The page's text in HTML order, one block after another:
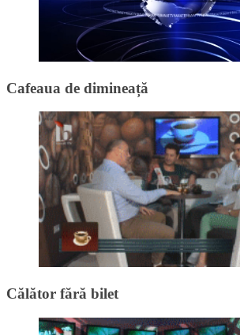
Cafeaua de dimineață
Călător fără bilet